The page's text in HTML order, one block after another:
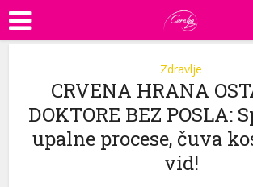
Zdravlje
CRVENA HRANA
DOKTORE BEZ POSLA:
upalne procese, čuva
vid!